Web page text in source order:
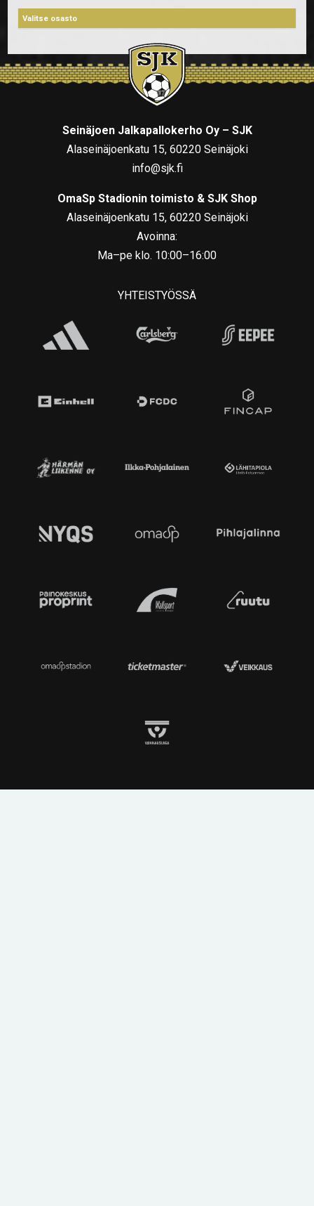
Seinäjoen Jalkapallokerho Oy – SJK
Alaseinäjoenkatu 15, 60220 Seinäjoki
info@sjk.fi
OmaSp Stadionin toimisto & SJK Shop
Alaseinäjoenkatu 15, 60220 Seinäjoki
Avoinna:
Ma–pe klo. 10:00–16:00
YHTEISTYÖSSÄ